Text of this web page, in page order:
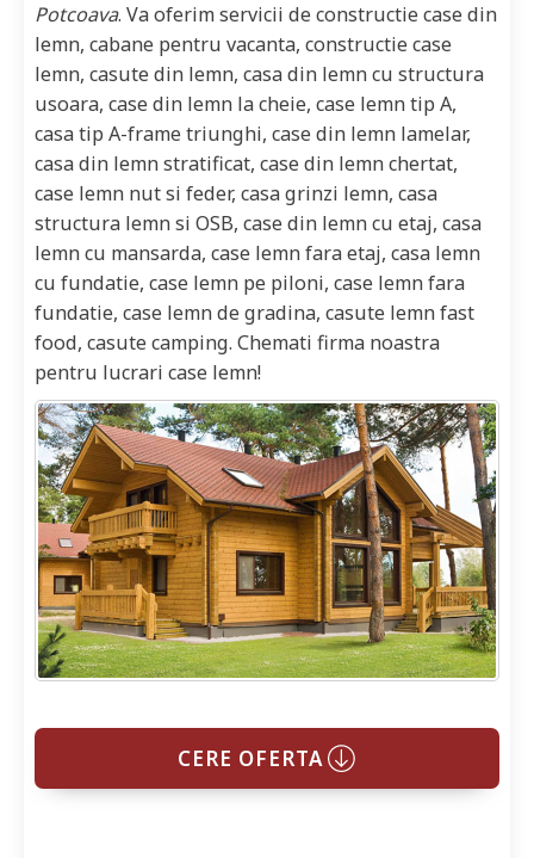
Potcoava. Va oferim servicii de constructie case din
lemn, cabane pentru vacanta, constructie case
lemn, casute din lemn, casa din lemn cu structura
usoara, case din lemn la cheie, case lemn tip A,
casa tip A-frame triunghi, case din lemn lamelar,
casa din lemn stratificat, case din lemn chertat,
case lemn nut si feder, casa grinzi lemn, casa
structura lemn si OSB, case din lemn cu etaj, casa
lemn cu mansarda, case lemn fara etaj, casa lemn
cu fundatie, case lemn pe piloni, case lemn fara
fundatie, case lemn de gradina, casute lemn fast
food, casute camping. Chemati firma noastra
pentru lucrari case lemn!
CERE OFERTA